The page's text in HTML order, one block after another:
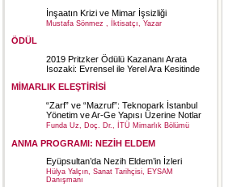
İnşaatın Krizi ve Mimar İşsizliği
Mustafa Sönmez , İktisatçı, Yazar
ÖDÜL
2019 Pritzker Ödülü Kazananı Arata
Isozaki: Evrensel ile Yerel Ara Kesitinde
MİMARLIK ELEŞTİRİSİ
“Zarf” ve “Mazruf”: Teknopark İstanbul
Yönetim ve Ar-Ge Yapısı Üzerine Notlar
Funda Uz, Doç. Dr., İTÜ Mimarlık Bölümü
ANMA PROGRAMI: NEZİH ELDEM
Eyüpsultan’da Nezih Eldem’in İzleri
Hülya Yalçın, Sanat Tarihçisi, EYSAM
Danışmanı